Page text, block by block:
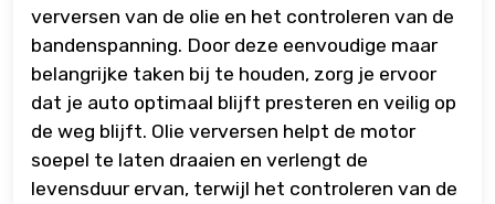
verversen van de olie en het controleren van de
bandenspanning. Door deze eenvoudige maar
belangrijke taken bij te houden, zorg je ervoor
dat je auto optimaal blijft presteren en veilig op
de weg blijft. Olie verversen helpt de motor
soepel te laten draaien en verlengt de
levensduur ervan, terwijl het controleren van de